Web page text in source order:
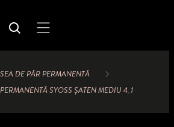
DE PĂR PERMANENTĂ
SYOSS ȘATEN MEDIU 4_1